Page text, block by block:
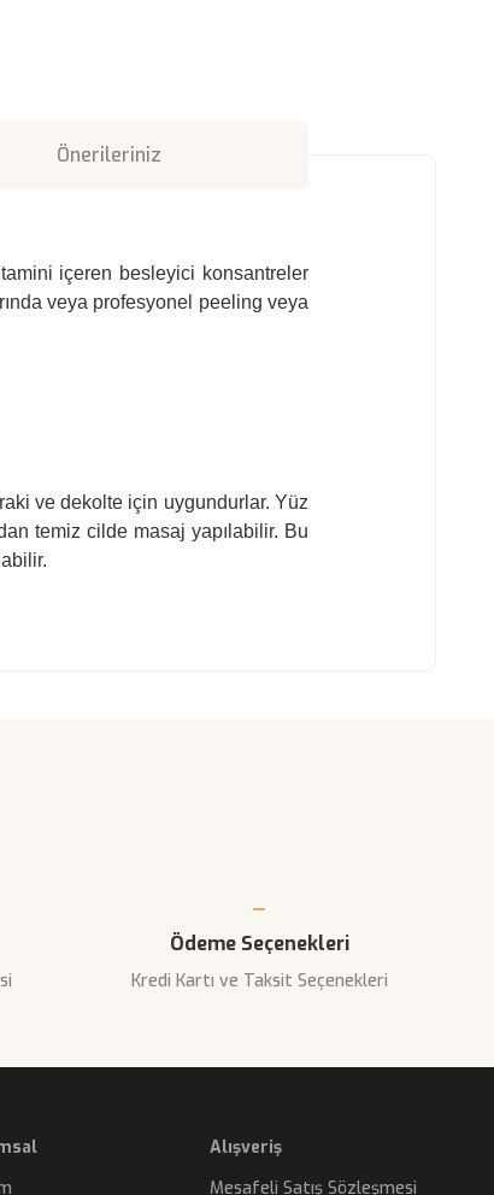
Önerileriniz
içeren besleyici konsantreler
veya profesyonel peeling veya
ve dekolte için uygundurlar. Yüz
temiz cilde masaj yapılabilir. Bu
Ödeme Seçenekleri
Kredi Kartı ve Taksit Seçenekleri
Alışveriş
Mesafeli Satış Sözleşmesi